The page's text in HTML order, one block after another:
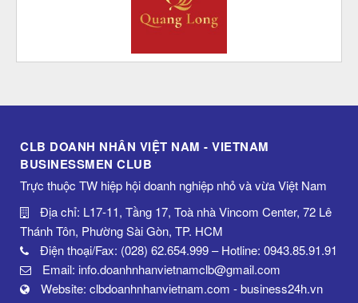
CLB DOANH NHÂN VIỆT NAM - VIETNAM
BUSINESSMEN CLUB
Trực thuộc TW hiệp hội doanh nghiệp nhỏ và vừa Việt Nam
Địa chỉ: L17-11, Tầng 17, Toà nhà Vincom Center, 72 Lê
Thánh Tôn, Phường Sài Gòn, TP. HCM
Điện thoại/Fax: (028) 62.654.999 – Hotline: 0943.85.91.91
Email: info.doanhnhanvietnamclb@gmail.com
Website: clbdoanhnhanvietnam.com - business24h.vn